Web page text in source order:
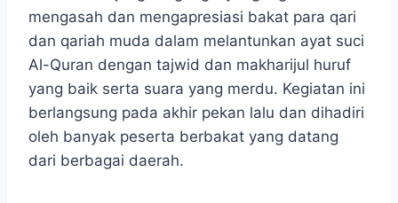
mengasah dan mengapresiasi bakat para qari
dan qariah muda dalam melantunkan ayat suci
Al-Quran dengan tajwid dan makharijul huruf
yang baik serta suara yang merdu. Kegiatan ini
berlangsung pada akhir pekan lalu dan dihadiri
oleh banyak peserta berbakat yang datang
dari berbagai daerah.